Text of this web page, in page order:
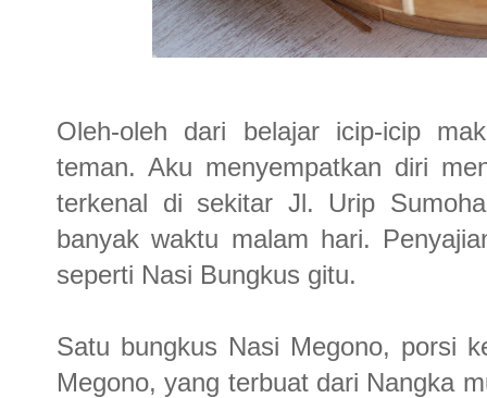
Oleh-oleh dari belajar icip-icip
teman. Aku menyempatkan diri
terkenal di sekitar Jl. Urip
banyak waktu malam hari.
seperti Nasi Bungkus gitu.
Satu bungkus Nasi Megono, porsi
Megono, yang terbuat dari Nangka